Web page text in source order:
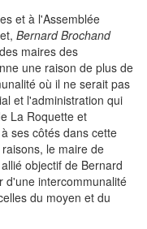
et à l'Assemblée
Bernard Brochand
maires des
une raison de plus de
où il ne serait pas
et l'administration qui
La Roquette et
ses côtés dans cette
le maire de
objectif de Bernard
d'une intercommunalité
du moyen et du